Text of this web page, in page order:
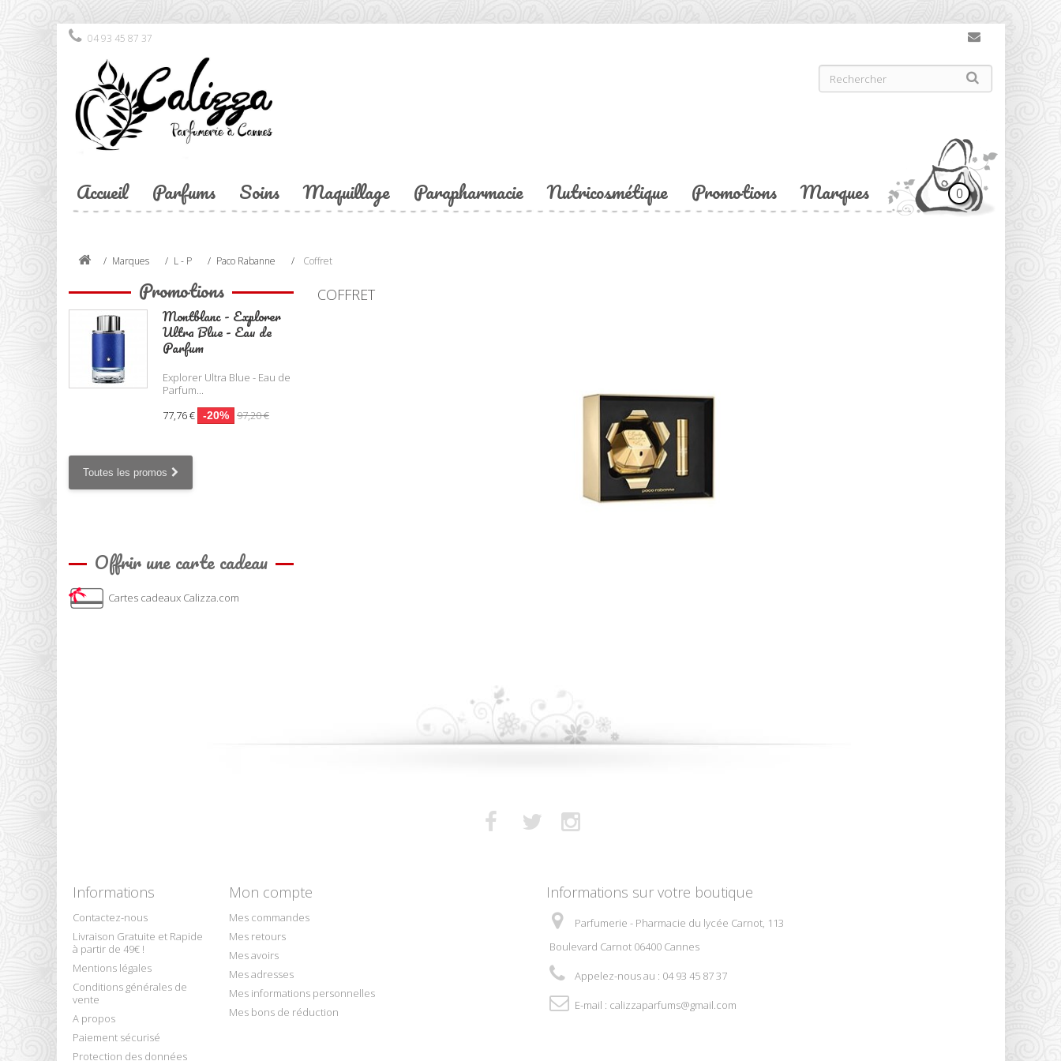
04 93 45 87 37
0
Accueil Parfums Soins Maquillage Parapharmacie Nutricosmétique Promotions Marques
Marques L - P Paco Rabanne Coffret
Promotions
Montblanc - Explorer
Ultra Blue - Eau de
Parfum
Explorer Ultra Blue - Eau de
Parfum...
77,76 €
-20% 97,20 €
Toutes les promos
Offrir une carte cadeau
Cartes cadeaux Calizza.com
COFFRET
Informations
Contactez-nous
Livraison Gratuite et Rapide
à partir de 49€ !
Mentions légales
Conditions générales de
vente
A propos
Paiement sécurisé
Protection des données
Mon compte
Mes commandes
Mes retours
Mes avoirs
Mes adresses
Mes informations personnelles
Mes bons de réduction
Informations sur votre boutique
Parfumerie - Pharmacie du lycée Carnot, 113
Boulevard Carnot 06400 Cannes
Appelez-nous au : 04 93 45 87 37
E-mail : calizzaparfums@gmail.com